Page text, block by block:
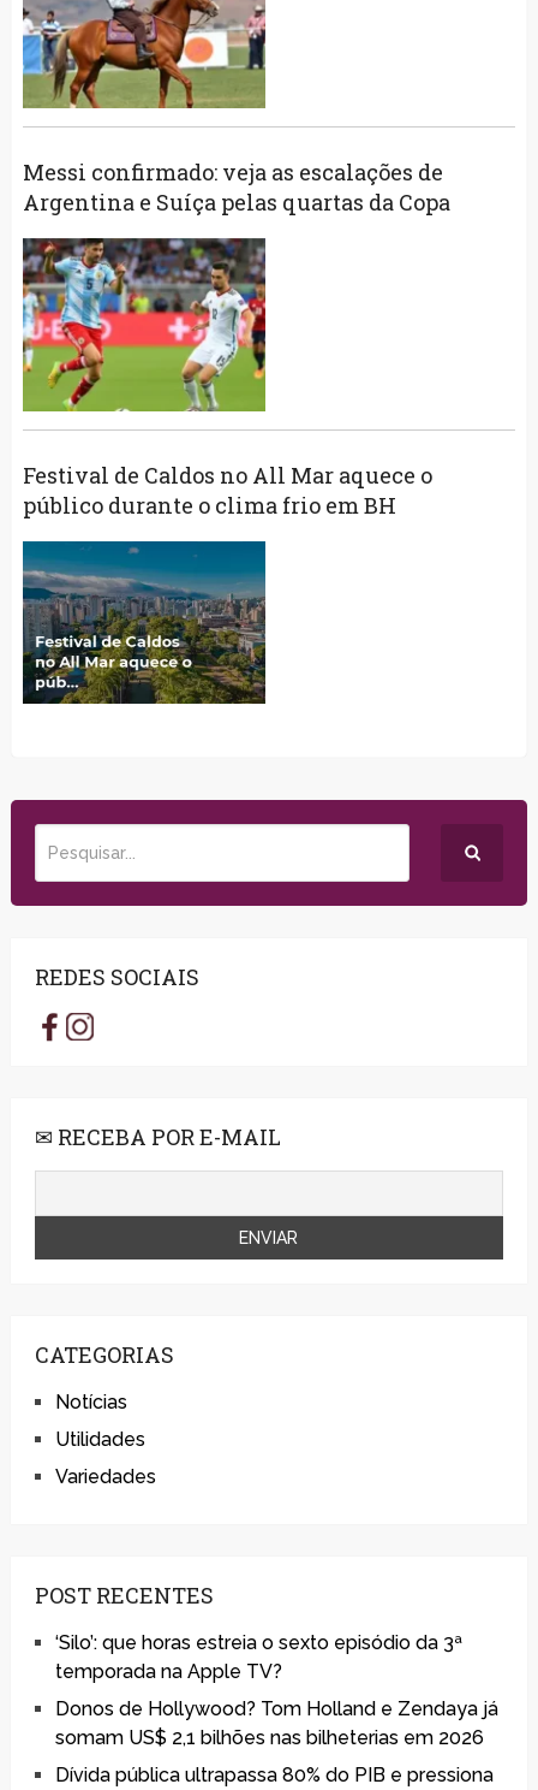
Messi confirmado: veja as escalações de
Argentina e Suíça pelas quartas da Copa
Festival de Caldos no All Mar aquece o
público durante o clima frio em BH
REDES SOCIAIS
✉ RECEBA POR E-MAIL
CATEGORIAS
Notícias
Utilidades
Variedades
POST RECENTES
‘Silo’: que horas estreia o sexto episódio da 3ª
temporada na Apple TV?
Donos de Hollywood? Tom Holland e Zendaya já
somam US$ 2,1 bilhões nas bilheterias em 2026
Dívida pública ultrapassa 80% do PIB e pressiona